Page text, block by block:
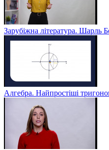
Зарубіжна література. Шарль
Алгебра. Найпростіші